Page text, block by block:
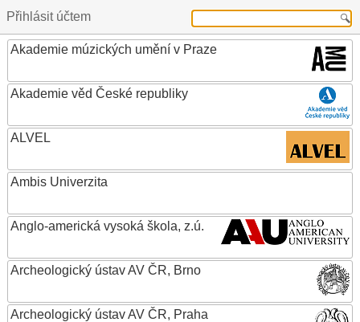
Přihlásit účtem
Akademie múzických umění v Praze
Akademie věd České republiky
ALVEL
Ambis Univerzita
Anglo-americká vysoká škola, z.ú.
Archeologický ústav AV ČR, Brno
Archeologický ústav AV ČR, Praha